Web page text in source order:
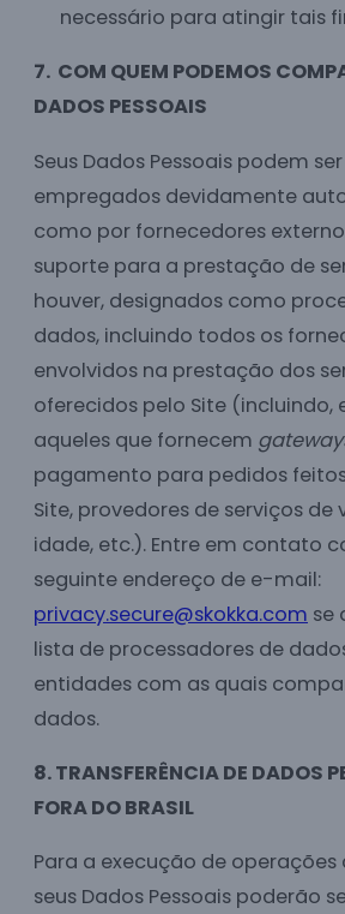
necessário para atingir tais
7. COM QUEM PODEMOS
DADOS PESSOAIS
Seus Dados Pessoais podem
empregados devidamente
como por fornecedores
suporte para a prestação de
houver, designados como
dados, incluindo todos os
envolvidos na prestação dos
oferecidos pelo Site (incluindo,
aqueles que fornecem
pagamento para pedidos
Site, provedores de serviços
idade, etc.). Entre em contato
seguinte endereço de e-mail:
privacy.secure@skokka.com se
lista de processadores de
entidades com as quais
dados.
8. TRANSFERÊNCIA DE DADOS
FORA DO BRASIL
Para a execução de
seus Dados Pessoais poderão